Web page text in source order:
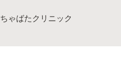
ちゃばたクリニック